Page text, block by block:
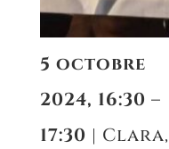
5 octobre
2024, 16:30 –
17:30 | Clara,